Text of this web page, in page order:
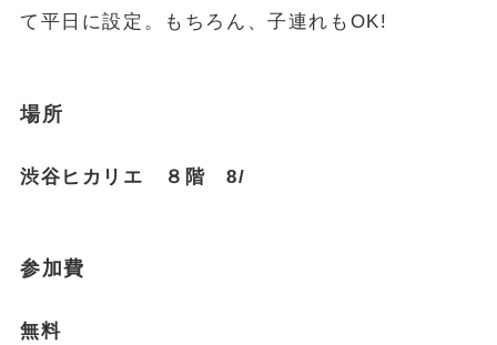
て平日に設定。もちろん、子連れもOK!
場所
渋谷ヒカリエ ８階 8/
参加費
無料